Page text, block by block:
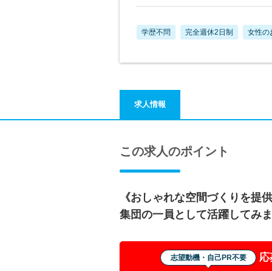
学歴不問 完全週休2日制 女性の
求人情報
この求人のポイント
《おしゃれな空間づくりを提
集団の一員として活躍してみ
志望動機・自己PR不要